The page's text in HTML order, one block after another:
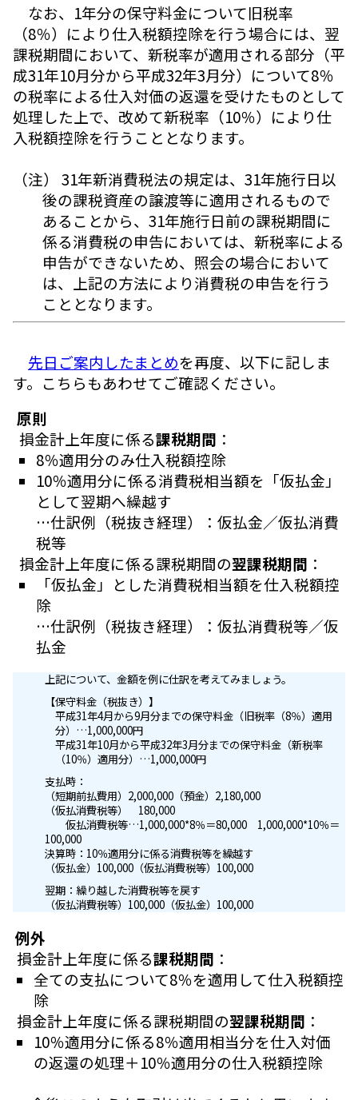
なお、1年分の保守料金について旧税率
（8％）により仕入税額控除を行う場合には、翌
課税期間において、新税率が適用される部分（平
成31年10月分から平成32年3月分）について8％
の税率による仕入対価の返還を受けたものとして
処理した上で、改めて新税率（10％）により仕
入税額控除を行うこととなります。
（注） 31年新消費税法の規定は、31年施行日以
後の課税資産の譲渡等に適用されるもので
あることから、31年施行日前の課税期間に
係る消費税の申告においては、新税率による
申告ができないため、照会の場合において
は、上記の方法により消費税の申告を行う
こととなります。
先日ご案内したまとめを再度、以下に記しま
す。こちらもあわせてご確認ください。
原則
損金計上年度に係る課税期間 ：
8％適用分のみ仕入税額控除
10％適用分に係る消費税相当額を「仮払金」
として翌期へ繰越す
…仕訳例（税抜き経理）：仮払金／仮払消費
税等
損金計上年度に係る課税期間の翌課税期間 ：
「仮払金」とした消費税相当額を仕入税額控
除
…仕訳例（税抜き経理）：仮払消費税等／仮
払金
上記について、金額を例に仕訳を考えてみましょう。
【保守料金（税抜き）】
平成31年4月から9月分までの保守料金（旧税率（8％）適用
分）…1,000,000円
平成31年10月から平成32年3月分までの保守料金（新税率
（10％）適用分）…1,000,000円
支払時：
（短期前払費用）2,000,000（預金）2,180,000
（仮払消費税等） 180,000
仮払消費税等…1,000,000*8％＝80,000 1,000,000*10％＝
100,000
決算時：10％適用分に係る消費税等を繰越す
（仮払金）100,000（仮払消費税等）100,000
翌期：繰り越した消費税等を戻す
（仮払消費税等）100,000（仮払金）100,000
例外
損金計上年度に係る課税期間 ：
全ての支払について8％を適用して仕入税額控
除
損金計上年度に係る課税期間の翌課税期間 ：
10％適用分に係る8％適用相当分を仕入対価
の返還の処理＋10％適用分の仕入税額控除